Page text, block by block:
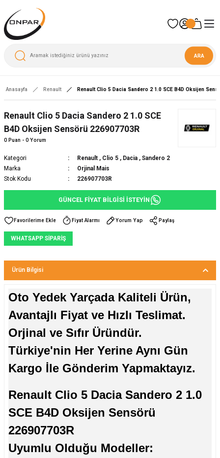
ARA
Anasayfa Renault Renault Clio 5 Dacia Sandero 2 1.0 SCE B4D Oksijen
Renault Clio 5 Dacia Sandero 2 1.0 SCE
B4D Oksijen Sensörü 226907703R
0 Puan - 0 Yorum
Kategori Renault , Clio 5 , Dacia , Sandero 2
Marka
Orjinal Mais
Stok Kodu
226907703R
GÜNCEL FİYAT BİLGİSİ İSTEYİN
Fiyat Alarmı Yorum Yap Paylaş
WHATSAPP SİPARİŞ
Ürün Bilgisi
Oto Yedek Yarçada Kaliteli Ürün,
Avantajlı Fiyat ve Hızlı Teslimat.
Orjinal ve Sıfır Üründür.
Türkiye'nin Her Yerine Aynı Gün
Kargo İle Gönderim Yapmaktayız.
Renault Clio 5 Dacia Sandero 2 1.0
SCE B4D Oksijen Sensörü
226907703R
Uyumlu Olduğu Modeller: